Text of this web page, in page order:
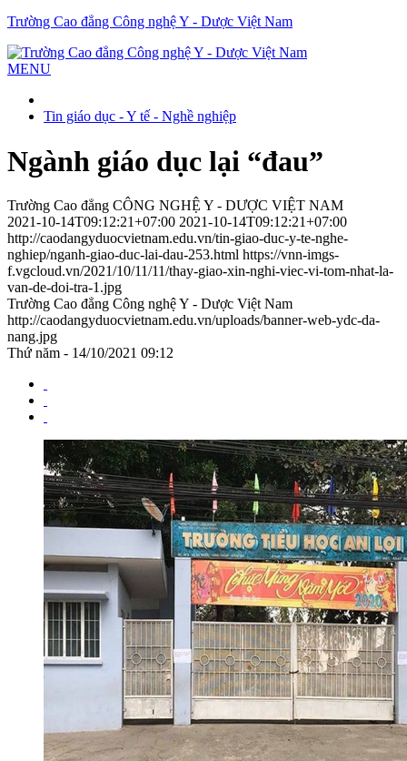
Trường Cao đẳng Công nghệ Y - Dược Việt Nam
MENU
Tin giáo dục - Y tế - Nghề nghiệp
Ngành giáo dục lại “đau”
Trường Cao đẳng CÔNG NGHỆ Y - DƯỢC VIỆT NAM
2021-10-14T09:12:21+07:00 2021-10-14T09:12:21+07:00
http://caodangyduocvietnam.edu.vn/tin-giao-duc-y-te-nghe-
nghiep/nganh-giao-duc-lai-dau-253.html https://vnn-imgs-
f.vgcloud.vn/2021/10/11/11/thay-giao-xin-nghi-viec-vi-tom-nhat-la-
van-de-doi-tra-1.jpg
Trường Cao đẳng Công nghệ Y - Dược Việt Nam
http://caodangyduocvietnam.edu.vn/uploads/banner-web-ydc-da-
nang.jpg
Thứ năm - 14/10/2021 09:12